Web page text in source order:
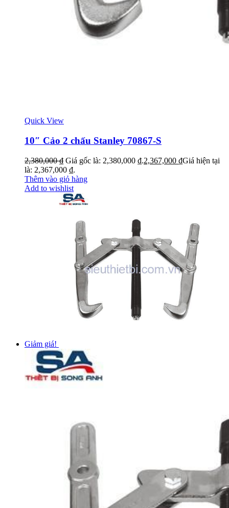
Quick View
10″ Cảo 2 chấu Stanley 70867-S
2,380,000₫ Giá gốc là: 2,380,000 ₫.2,367,000 ₫Giá hiện tại
là: 2,367,000 ₫.
Thêm vào giỏ hàng
Add to wishlist
Giảm giá!